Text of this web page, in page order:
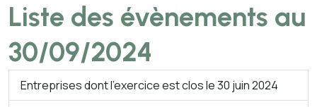
Liste des évènements au
30/09/2024
Entreprises dont l'exercice est clos le 30 juin 2024